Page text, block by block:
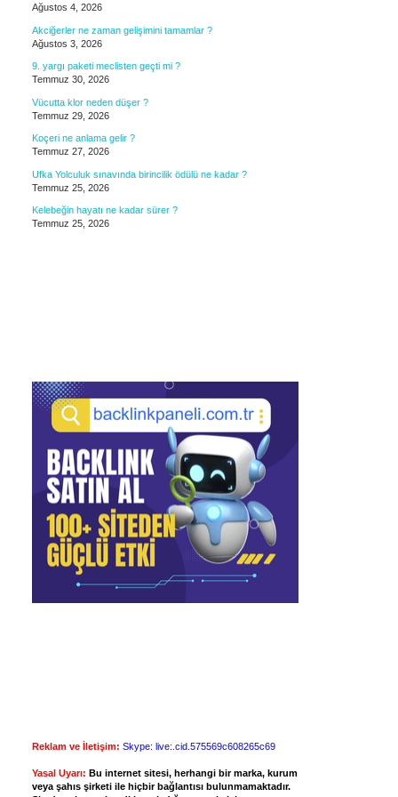
Ağustos 4, 2026
Akciğerler ne zaman gelişimini tamamlar ?
Ağustos 3, 2026
9. yargı paketi meclisten geçti mi ?
Temmuz 30, 2026
Vücutta klor neden düşer ?
Temmuz 29, 2026
Koçeri ne anlama gelir ?
Temmuz 27, 2026
Ufka Yolculuk sınavında birincilik ödülü ne kadar ?
Temmuz 25, 2026
Kelebeğin hayatı ne kadar sürer ?
Temmuz 25, 2026
Reklam ve İletişim: Skype: live:.cid.575569c608265c69
Yasal Uyarı: Bu internet sitesi, herhangi bir marka, kurum
veya şahıs şirketi ile hiçbir bağlantısı bulunmamaktadır.